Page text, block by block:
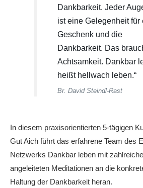
Dankbarkeit. Jeder
ist eine Gelegenheit für
Geschenk und die
Dankbarkeit. Das
Achtsamkeit. Dankbar
heißt hellwach leben.“
Br. David Steindl-Rast
In diesem praxisorientierten 5-tägigen
Gut Aich führt das erfahrene Team des
Netzwerks Dankbar leben mit
angeleiteten Meditationen an die
Haltung der Dankbarkeit heran.